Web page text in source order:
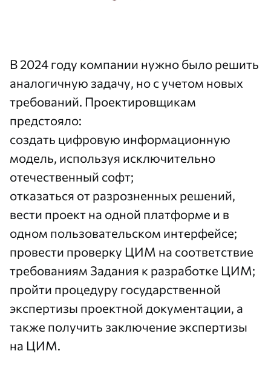
В 2024 году компании нужно было решить
аналогичную задачу, но с учетом новых
требований. Проектировщикам
предстояло:
создать цифровую информационную
модель, используя исключительно
отечественный софт;
отказаться от разрозненных решений,
вести проект на одной платформе и в
одном пользовательском интерфейсе;
провести проверку ЦИМ на соответствие
требованиям Задания к разработке ЦИМ;
пройти процедуру государственной
экспертизы проектной документации, а
также получить заключение экспертизы
на ЦИМ.